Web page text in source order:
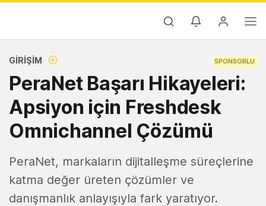
GIRIŞIM SPONSORLU
PeraNet Başarı Hikayeleri:
Apsiyon için Freshdesk
Omnichannel Çözümü
PeraNet, markaların dijitalleşme süreçlerine
katma değer üreten çözümler ve
danışmanlık anlayışıyla fark yaratıyor.